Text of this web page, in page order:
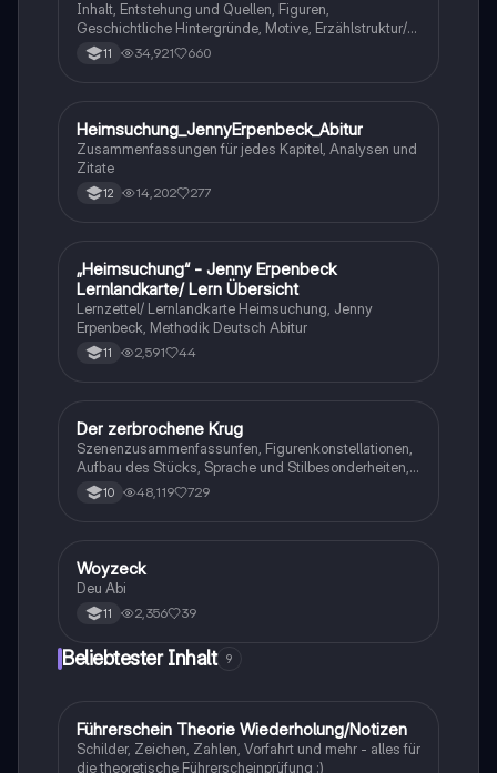
Inhalt, Entstehung und Quellen, Figuren,
Geschichtliche Hintergründe, Motive, Erzählstruktur/-
stil 11 34,921 660
Deutsch
Heimsuchung_JennyErpenbeck_Abitur
Zusammenfassungen für jedes Kapitel, Analysen und
Zitate
12 14,202 277
Deutsch
„Heimsuchung“ - Jenny Erpenbeck
Lernlandkarte/ Lern Übersicht
Lernzettel/ Lernlandkarte Heimsuchung, Jenny
Erpenbeck, Methodik Deutsch Abitur
11 2,591 44
Deutsch
Der zerbrochene Krug
Szenenzusammenfassunfen, Figurenkonstellationen,
Aufbau des Stücks, Sprache und Stilbesonderheiten,
Aussageabsicht, Thematik, Interpretation
10 48,119 729
Deutsch
Woyzeck
Deu Abi
11 2,356 39
Beliebtester Inhalt 9
FLerntipps
Führerschein Theorie Wiederholung/Notizen
Schilder, Zeichen, Zahlen, Vorfahrt und mehr - alles für
die theoretische Führerscheinprüfung :)